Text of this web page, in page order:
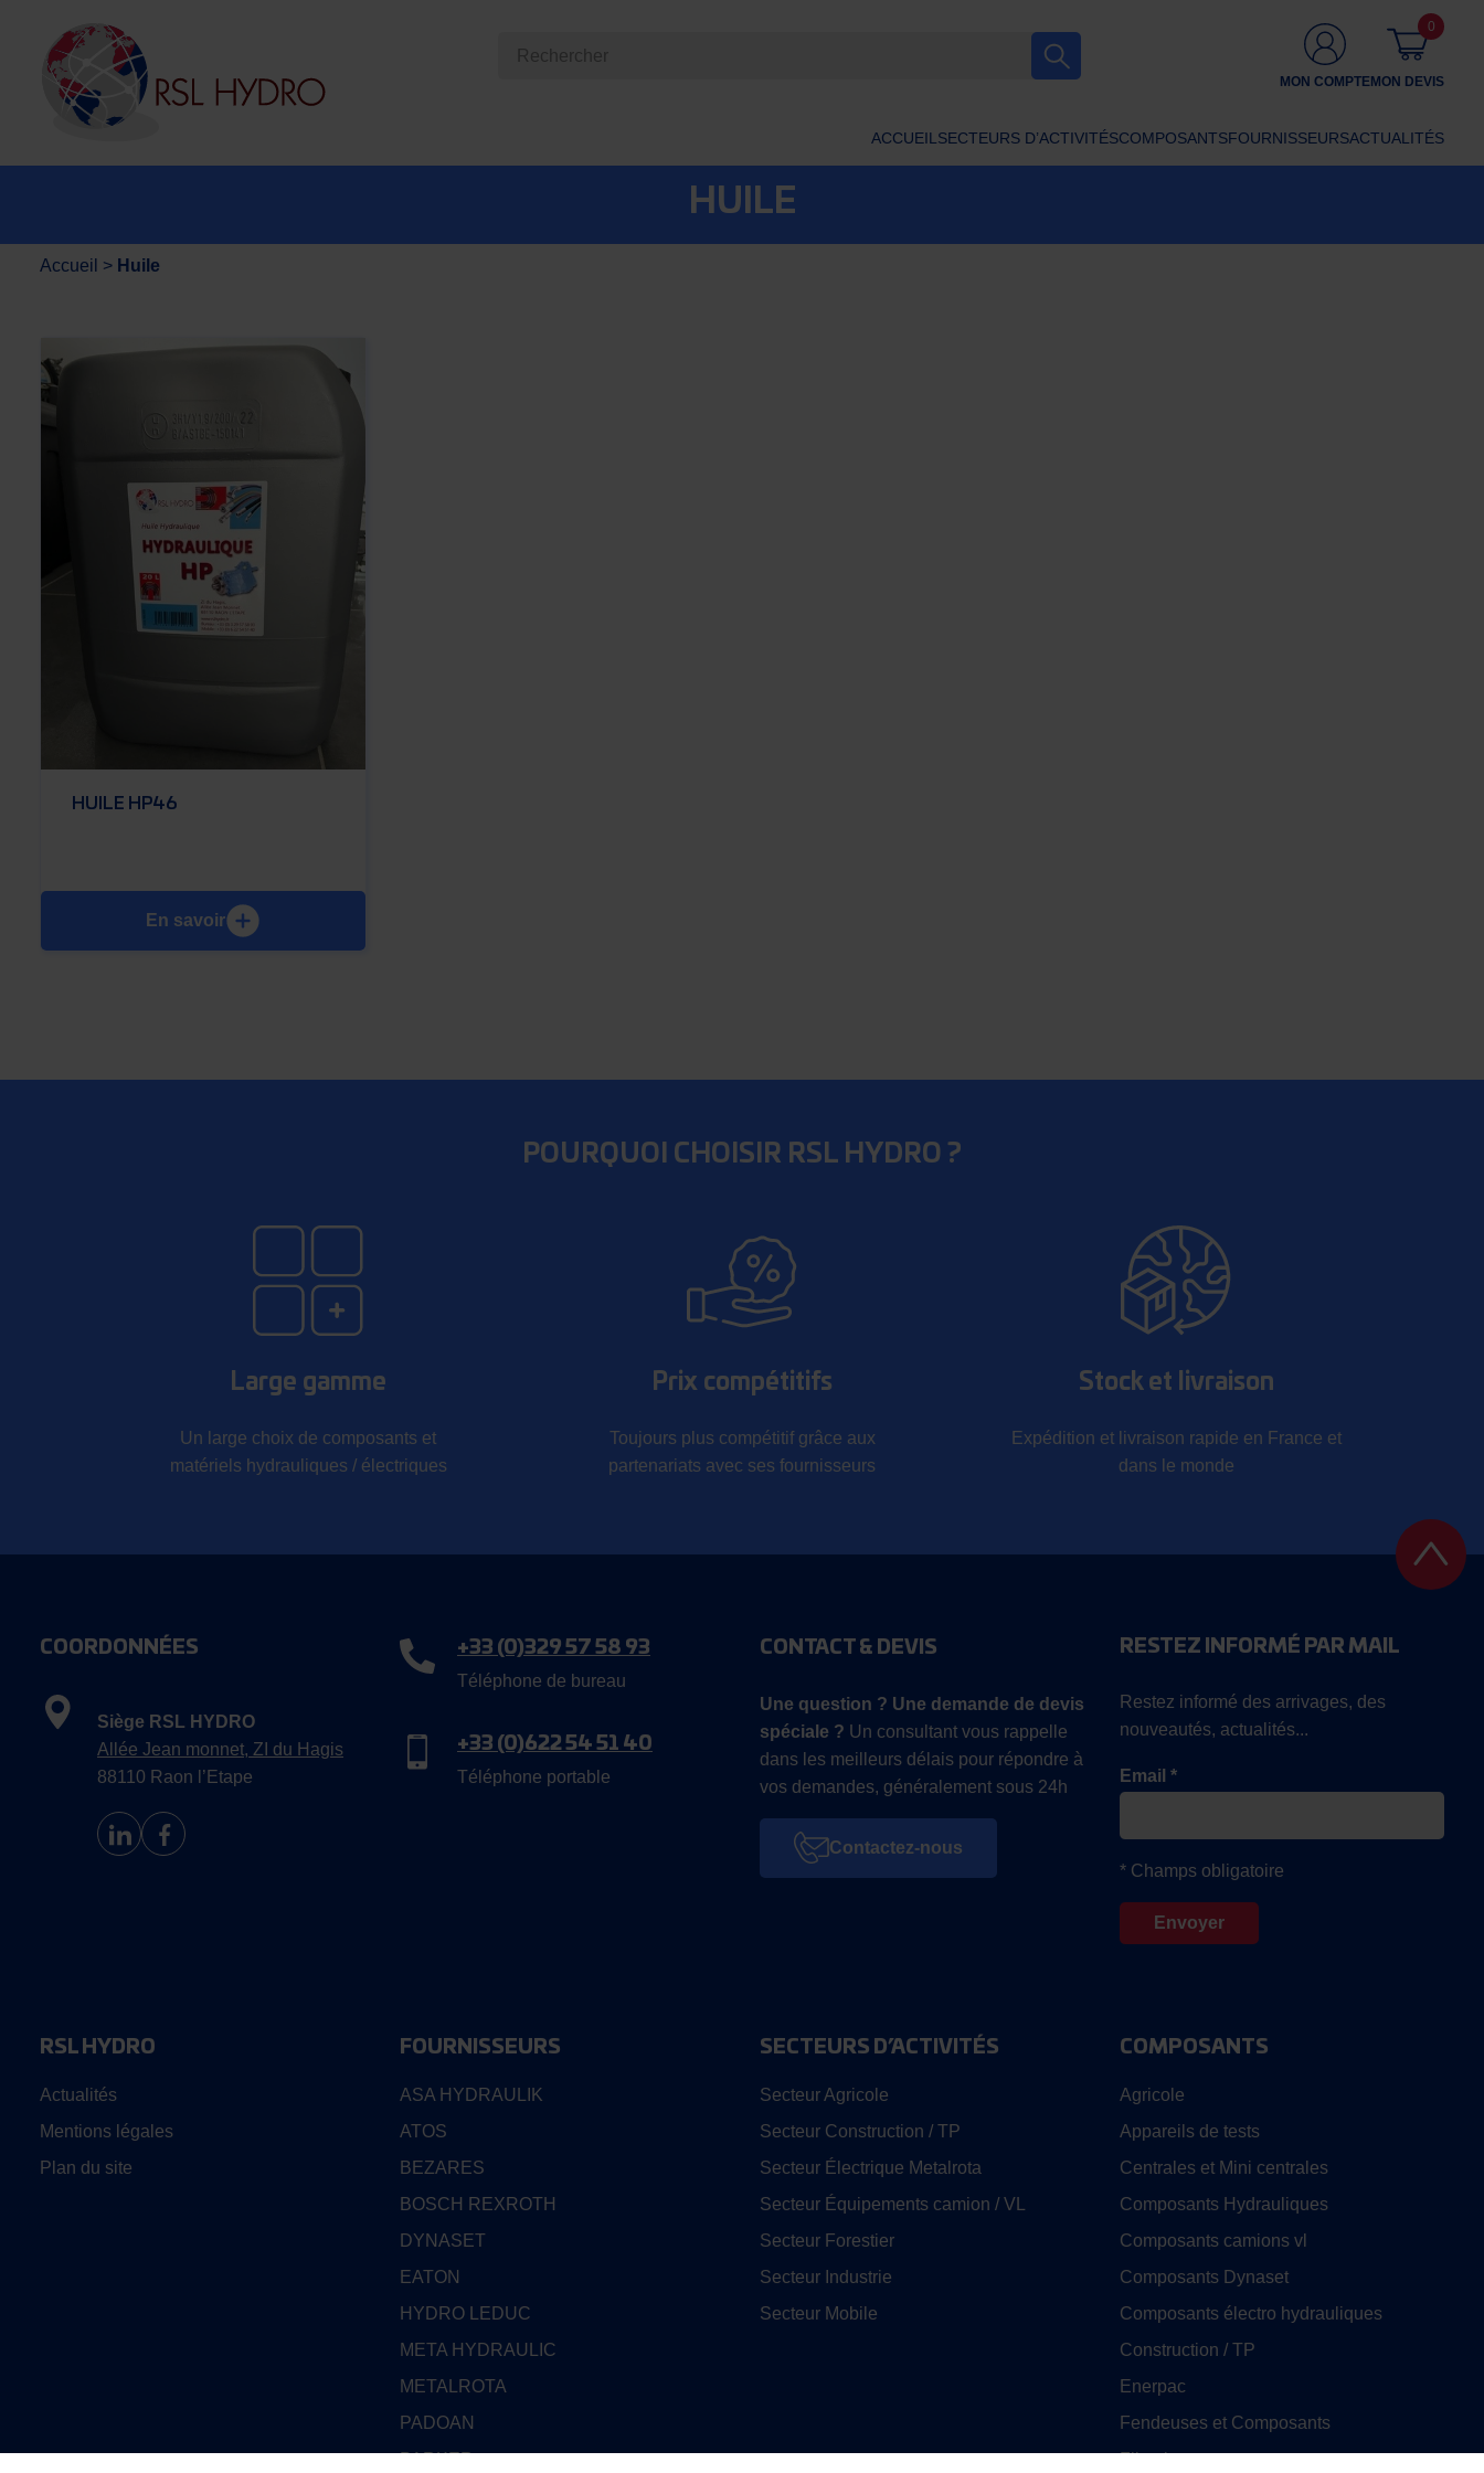
MON COMPTEMON DEVIS
0
ACCUEIL SECTEURS D’ACTIVITÉSCOMPOSANTSFOURNISSEURSACTUALITÉS
HUILE
Accueil > Huile
HUILE HP46
En savoir
POURQUOI CHOISIR RSL HYDRO ?
Large gamme
Un large choix de composants et
matériels hydrauliques / électriques
Prix compétitifs
Toujours plus compétitif grâce aux
partenariats avec ses fournisseurs
Stock et livraison
Expédition et livraison rapide en France et
dans le monde
COORDONNÉES
Siège RSL HYDRO
Allée Jean monnet, ZI du Hagis
88110 Raon l’Etape
+33 (0)329 57 58 93
Téléphone de bureau
+33 (0)622 54 51 40
Téléphone portable
CONTACT & DEVIS
Une question ? Une demande de devis
spéciale ? Un consultant vous rappelle
dans les meilleurs délais pour répondre à
vos demandes, généralement sous 24h
Contactez-nous
RESTEZ INFORMÉ PAR MAIL
Restez informé des arrivages, des
nouveautés, actualités...
Email *
* Champs obligatoire
RSL HYDRO
Actualités
Mentions légales
Plan du site
FOURNISSEURS
ASA HYDRAULIK
ATOS
BEZARES
BOSCH REXROTH
DYNASET
EATON
HYDRO LEDUC
META HYDRAULIC
METALROTA
PADOAN
PARKER
SECTEURS D’ACTIVITÉS
Secteur Agricole
Secteur Construction / TP
Secteur Électrique Metalrota
Secteur Équipements camion / VL
Secteur Forestier
Secteur Industrie
Secteur Mobile
COMPOSANTS
Agricole
Appareils de tests
Centrales et Mini centrales
Composants Hydrauliques
Composants camions vl
Composants Dynaset
Composants électro hydrauliques
Construction / TP
Enerpac
Fendeuses et Composants
Filtration